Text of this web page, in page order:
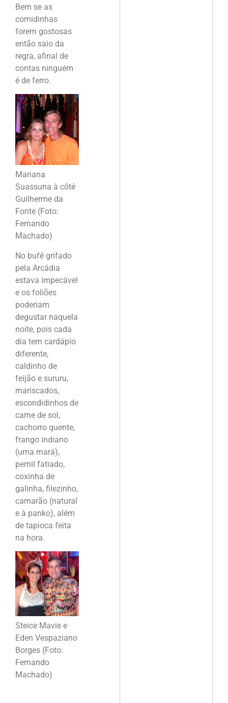
Bem se as
comidinhas
forem gostosas
então saio da
regra, afinal de
contas ninguém
é de ferro.
Mariana
Suassuna à côté
Guilherme da
Fonte (Foto:
Fernando
Machado)
No bufê grifado
pela Arcádia
estava impecável
e os foliões
poderiam
degustar naquela
noite, pois cada
dia tem cardápio
diferente,
caldinho de
feijão e sururu,
mariscados,
escondidinhos de
carne de sol,
cachorro quente,
frango indiano
(uma mará),
pernil fatiado,
coxinha de
galinha, filezinho,
camarão (natural
e à panko), além
de tapioca feita
na hora.
Steice Mavie e
Eden Vespaziano
Borges (Foto:
Fernando
Machado)